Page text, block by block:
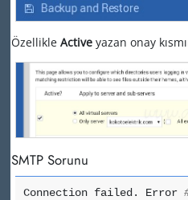
Özellikle Active yazan onay
SMTP Sorunu
Connection failed. Error